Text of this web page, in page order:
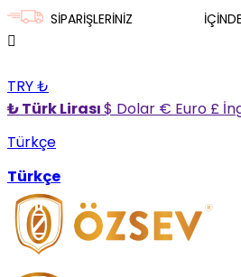
SİPARİŞLERİNİZ
TRY ₺
₺ Türk Lirası$ Dolar € Euro £
Türkçe
Türkçe